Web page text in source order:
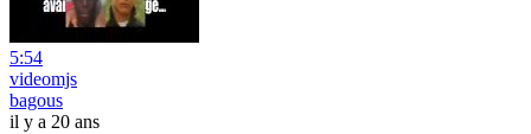
5:54
videomjs
bagous
il y a 20 ans